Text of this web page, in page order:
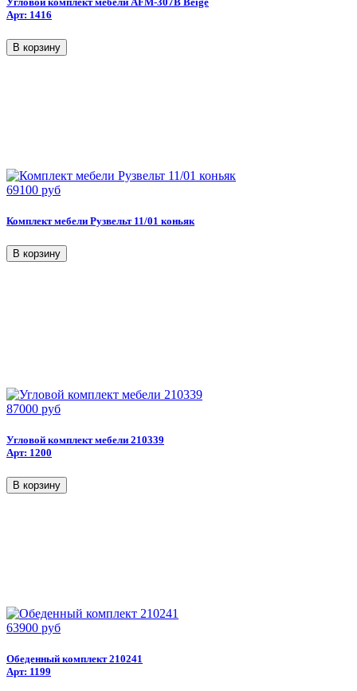
Арт: 1416
69100 руб
Комплект мебели Рузвельт 11/01 коньяк
87000 руб
Угловой комплект мебели 210339
Арт: 1200
63900 руб
Обеденный комплект 210241
Арт: 1199